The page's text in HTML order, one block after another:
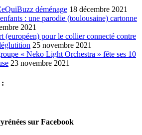
déménage 18 décembre 2021
: une parodie (toulousaine) cartonne
2021
(européen) pour le collier connecté contre
25 novembre 2021
« Neko Light Orchestra » fête ses 10
23 novembre 2021
:
sur Facebook